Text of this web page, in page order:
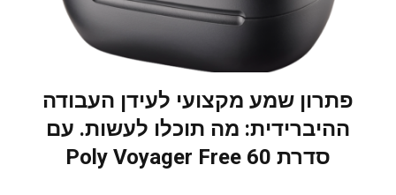
פתרון שמע מקצועי לעידן העבודה
ההיברידית: מה תוכלו לעשות. עם
סדרת Poly Voyager Free 60